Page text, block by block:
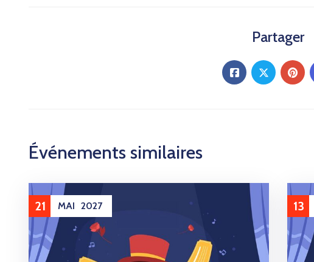
Partager
Événements similaires
21 MAI 2027 13